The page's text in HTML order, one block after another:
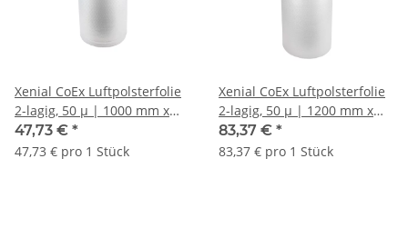
Xenial CoEx Luftpolsterfolie
2-lagig, 50 µ | 1000 mm x
100 lfm. |
47,73 € *
47,73 € pro 1 Stück
Xenial CoEx Luftpolsterfolie
2-lagig, 50 µ | 1200 mm x
100 lfm. |
83,37 € *
83,37 € pro 1 Stück